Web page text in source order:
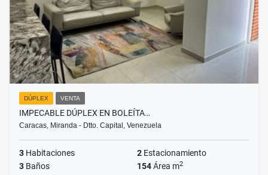
DÚPLEX VENTA
IMPECABLE DÚPLEX EN BOLEÍTA…
Caracas, Miranda - Dtto. Capital, Venezuela
3 Habitaciones 2 Estacionamiento
3 Baños 154Área m2